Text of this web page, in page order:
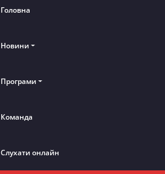
Головна
Новини
Програми
Команда
Слухати онлайн